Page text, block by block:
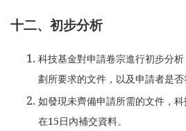
十二、初步分析
科技基金對申請卷宗進行初步分
劃所要求的文件，以及申請者是否
如發現未齊備申請所需的文件，
在15日內補交資料。